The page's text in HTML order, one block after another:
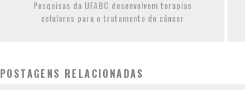
Pesquisas da UFABC desenvolvem terapias
celulares para o tratamento do câncer
POSTAGENS RELACIONADAS